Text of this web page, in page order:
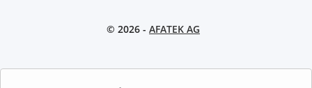
© 2026 - AFATEK AG